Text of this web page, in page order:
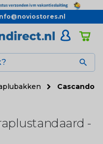

Cascando
-